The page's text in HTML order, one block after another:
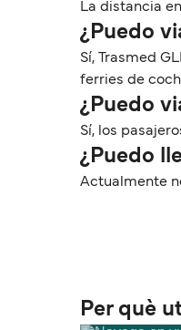
La distancia
¿Puedo
Sí, Trasmed
ferries de
¿Puedo
Sí, los
¿Puedo
Actualmente
Per què